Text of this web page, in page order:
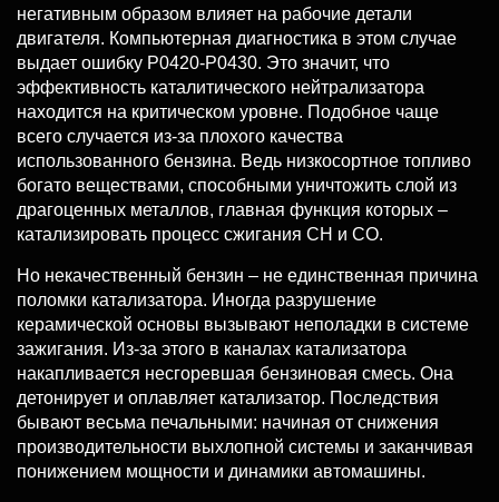
негативным образом влияет на рабочие детали
двигателя. Компьютерная диагностика в этом случае
выдает ошибку P0420-P0430. Это значит, что
эффективность каталитического нейтрализатора
находится на критическом уровне. Подобное чаще
всего случается из-за плохого качества
использованного бензина. Ведь низкосортное топливо
богато веществами, способными уничтожить слой из
драгоценных металлов, главная функция которых –
катализировать процесс сжигания CH и CO.
Но некачественный бензин – не единственная причина
поломки катализатора. Иногда разрушение
керамической основы вызывают неполадки в системе
зажигания. Из-за этого в каналах катализатора
накапливается несгоревшая бензиновая смесь. Она
детонирует и оплавляет катализатор. Последствия
бывают весьма печальными: начиная от снижения
производительности выхлопной системы и заканчивая
понижением мощности и динамики автомашины.